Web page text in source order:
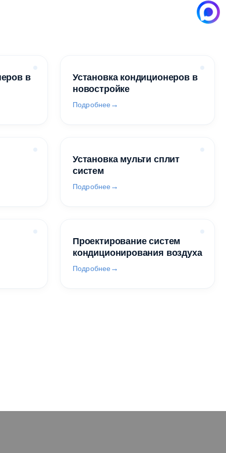
в
Установка кондиционеров в
новостройке
Подробнее
Установка мульти сплит
систем
Подробнее
Проектирование систем
кондиционирования воздуха
Подробнее